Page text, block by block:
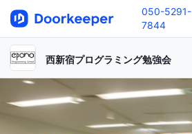
050-5291-
7844
西新宿プログラミング勉強会